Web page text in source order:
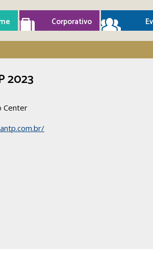
Corporativo
2023
Center